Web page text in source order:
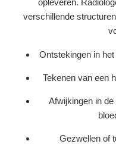
verschillende
Ontstekingen in
Tekenen van een
Afwijkingen in
Gezwellen of